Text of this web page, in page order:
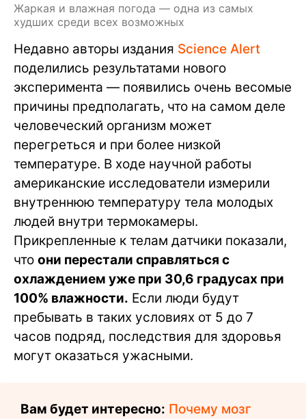
Жаркая и влажная погода — одна из самых
худших среди всех возможных
Недавно авторы издания Science Alert
поделились результатами нового
эксперимента — появились очень весомые
причины предполагать, что на самом деле
человеческий организм может
перегреться и при более низкой
температуре. В ходе научной работы
американские исследователи измерили
внутреннюю температуру тела молодых
людей внутри термокамеры.
Прикрепленные к телам датчики показали,
что они перестали справляться с
охлаждением уже при 30,6 градусах при
100% влажности. Если люди будут
пребывать в таких условиях от 5 до 7
часов подряд, последствия для здоровья
могут оказаться ужасными.
Вам будет интересно: Почему мозг